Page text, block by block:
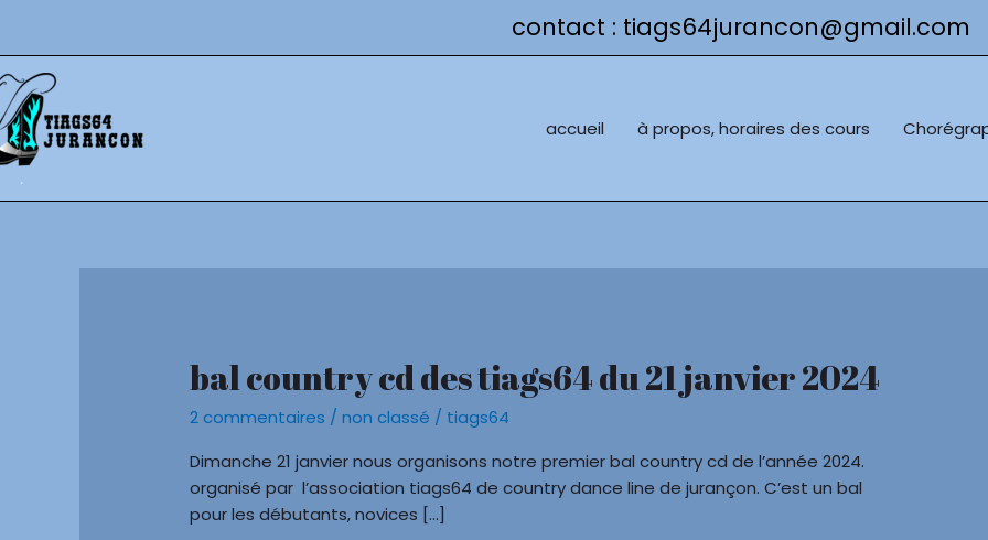
contact : tiags64jurancon@gmail.com
accueil à propos, horaires des cours
bal country cd des tiags64 du 21 janvier 2024
2 commentaires /non classé / tiags64
Dimanche 21 janvier nous organisons notre premier bal country cd de l’année 2024.
organisé par l’association tiags64 de country dance line de jurançon. C’est un bal
pour les débutants, novices […]
bal
country
cd
tiags64
du
21